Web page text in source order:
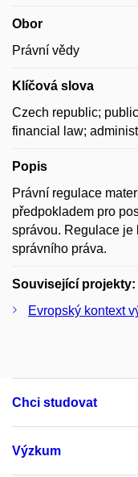
Obor
Právní vědy
Klíčová slova
Czech republic;
financial law;
Popis
Právní regulace
předpokladem pro
správou. Regulace je
správního práva.
Související projekty:
Evropský kontext
Chci studovat
Výzkum